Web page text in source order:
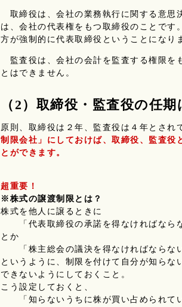
取締役は、会社の業務執行に関する意思
は、会社の代表権をもつ取締役のことです
方が強制的に代表取締役ということになり
監査役は、会社の会計を監査する権限を
とはできません。
（2）取締役・監査役の任期
原則、取締役は２年、監査役は４年とされ
制限会社」にしておけば、取締役、監査役
とができます。
超重要！
※株式の譲渡制限とは？
株式を他人に譲るときに
「代表取締役の承諾を得なければならな
とか
「株主総会の議決を得なければならな
というように、制限を付けて自分が知らな
できないようにしておくこと。
こう設定しておくと、
「知らないうちに株が買い占められてい